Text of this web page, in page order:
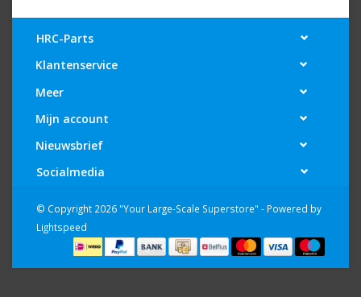
HRC-Parts
Klantenservice
Meer
Mijn account
Nieuwsbrief
Socialmedia
© Copyright 2026 "Your Large-Scale Superstore" - Powered by
Lightspeed